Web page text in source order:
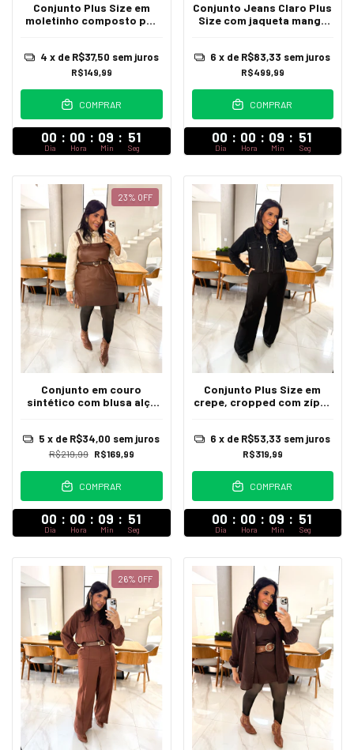
Conjunto Plus Size em
moletinho composto por
Angelica
R$149,99
4 x de R$37,50 sem juros
COMPRAR
00 : 00 : 09 : 47
Dia Hora Min Seg
Conjunto Jeans Claro Plus
Size com jaqueta manga
Miranda
R$499,99
6 x de R$83,33 sem juros
COMPRAR
00 : 00 : 09 : 47
Dia Hora Min Seg
23% OFF
Conjunto em couro
sintético com blusa alça
atrás Maitê
R$219,99 R$169,99
5 x de R$34,00 sem juros
COMPRAR
00 : 00 : 09 : 47
Dia Hora Min Seg
Conjunto Plus Size em
crepe, cropped com zíper
modelo pantalona Helena
R$319,99
6 x de R$53,33 sem juros
COMPRAR
00 : 00 : 09 : 47
Dia Hora Min Seg
26% OFF